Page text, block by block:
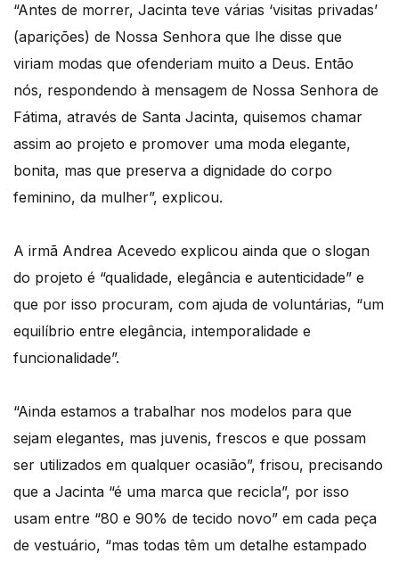
“Antes de morrer, Jacinta teve várias ‘visitas privadas’
(aparições) de Nossa Senhora que lhe disse que
viriam modas que ofenderiam muito a Deus. Então
nós, respondendo à mensagem de Nossa Senhora de
Fátima, através de Santa Jacinta, quisemos chamar
assim ao projeto e promover uma moda elegante,
bonita, mas que preserva a dignidade do corpo
feminino, da mulher”, explicou.
A irmã Andrea Acevedo explicou ainda que o slogan
do projeto é “qualidade, elegância e autenticidade” e
que por isso procuram, com ajuda de voluntárias, “um
equilíbrio entre elegância, intemporalidade e
funcionalidade”.
“Ainda estamos a trabalhar nos modelos para que
sejam elegantes, mas juvenis, frescos e que possam
ser utilizados em qualquer ocasião”, frisou, precisando
que a Jacinta “é uma marca que recicla”, por isso
usam entre “80 e 90% de tecido novo” em cada peça
de vestuário, “mas todas têm um detalhe estampado